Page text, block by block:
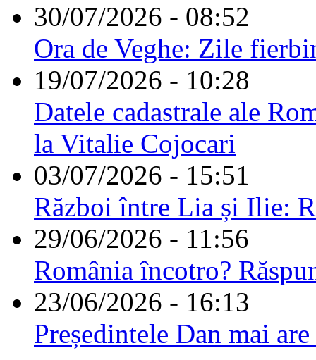
30/07/2026 - 08:52
Ora de Veghe: Zile
19/07/2026 - 10:28
Datele cadastrale ale
la Vitalie Cojocari
03/07/2026 - 15:51
Război între Lia și Ilie:
29/06/2026 - 11:56
România încotro?
23/06/2026 - 16:13
Președintele Dan mai